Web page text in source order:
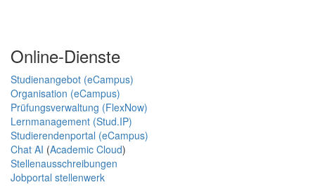
Online-Dienste
Studienangebot (eCampus)
Organisation (eCampus)
Prüfungsverwaltung (FlexNow)
Lernmanagement (Stud.IP)
Studierendenportal (eCampus)
Chat AI (Academic Cloud)
Stellenausschreibungen
Jobportal stellenwerk